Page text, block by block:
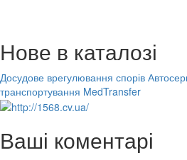
Нове в каталозі
Досудове врегулювання спорів
транспортування MedTransfer
Ваші коментарі